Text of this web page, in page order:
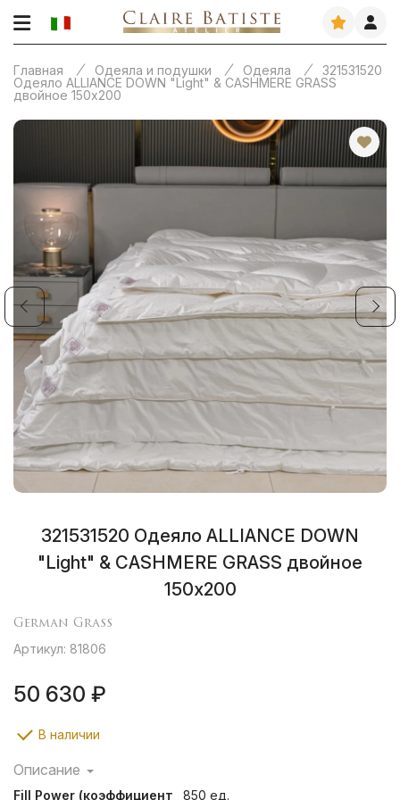
Главная Одеяла и подушки Одеяла
321531520
Одеяло ALLIANCE DOWN "Light" & CASHMERE GRASS
двойное 150х200
321531520 Одеяло ALLIANCE DOWN
"Light" & CASHMERE GRASS двойное
150х200
German Grass
Артикул: 81806
50 630 ₽
В наличии
Описание
Альянс из одеял с наполнителями из отборного
Fill Power (коэффициент
850 ед.